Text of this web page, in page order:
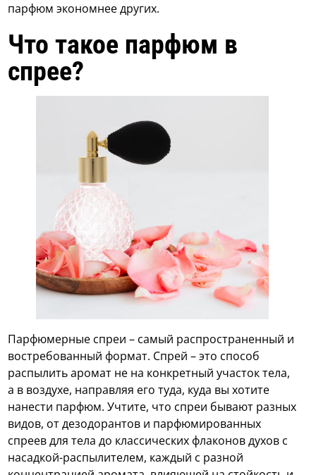
парфюм экономнее других.
Что такое парфюм в
спрее?
Парфюмерные спреи – самый распространенный и
востребованный формат. Спрей – это способ
распылить аромат не на конкретный участок тела,
а в воздухе, направляя его туда, куда вы хотите
нанести парфюм. Учтите, что спреи бывают разных
видов, от дезодорантов и парфюмированных
спреев для тела до классических флаконов духов с
насадкой-распылителем, каждый с разной